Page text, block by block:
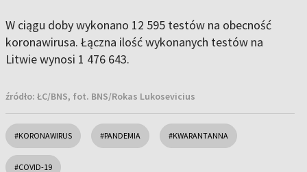
W ciągu doby wykonano 12 595 testów na obecność
koronawirusa. Łączna ilość wykonanych testów na
Litwie wynosi 1 476 643.
źródło: ŁC/BNS, fot. BNS/Rokas Lukosevicius
#KORONAWIRUS #PANDEMIA #KWARANTANNA
#COVID-19